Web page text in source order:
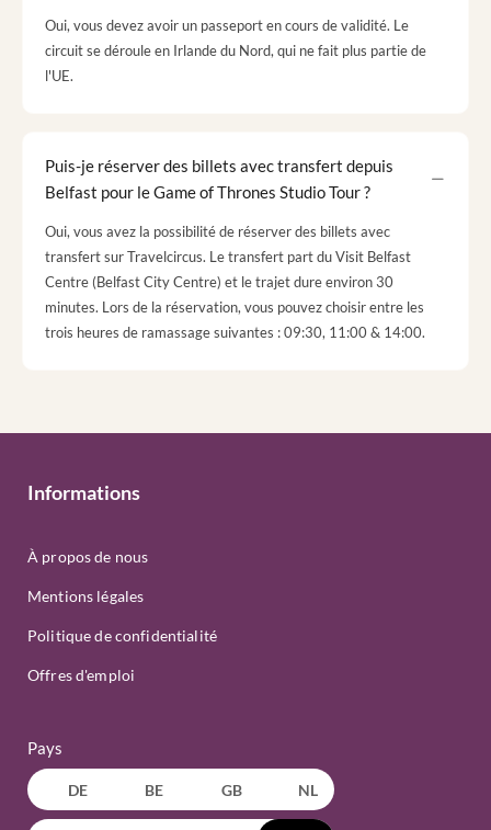
Oui, vous devez avoir un passeport en cours de validité. Le
circuit se déroule en Irlande du Nord, qui ne fait plus partie de
l'UE.
Puis-je réserver des billets avec transfert depuis
Belfast pour le Game of Thrones Studio Tour ?
Oui, vous avez la possibilité de réserver des billets avec
transfert sur Travelcircus. Le transfert part du Visit Belfast
Centre (Belfast City Centre) et le trajet dure environ 30
minutes. Lors de la réservation, vous pouvez choisir entre les
trois heures de ramassage suivantes : 09:30, 11:00 & 14:00.
Informations
À propos de nous
Mentions légales
Politique de confidentialité
Offres d'emploi
Pays
DE BE GB NL